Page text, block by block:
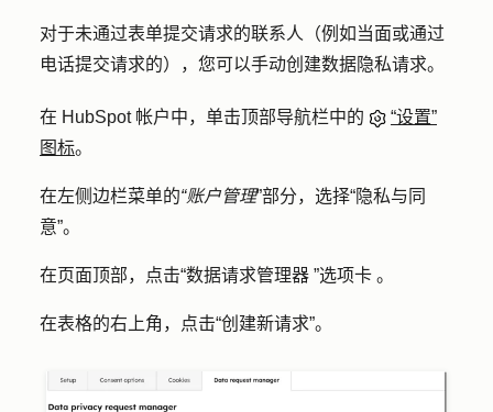
对于未通过表单提交请求的联系人（例如当面或通过
电话提交请求的），您可以手动创建数据隐私请求。
在 HubSpot 帐户中，单击顶部导航栏中的
“设置”
图标。
在左侧边栏菜单的“账户管理”部分，选择“隐私与同
意”。
在页面顶部，点击“数据请求管理器 ”选项卡 。
在表格的右上角，点击“创建新请求”。